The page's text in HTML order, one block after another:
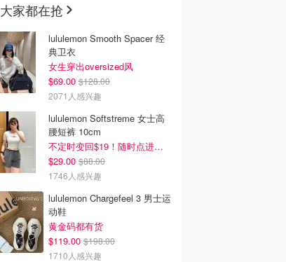
大家都在抢
lululemon Smooth Spacer 经
典卫衣
女生穿出oversized风
$69.00 $128.00
2071人感兴趣
lululemon Softstreme 女士高
腰短裤 10cm
不定时变回$19！随时点进来看
$29.00 $88.00
1746人感兴趣
lululemon Chargefeel 3 男士运
动鞋
黄金码都有货
$119.00 $198.00
1710人感兴趣